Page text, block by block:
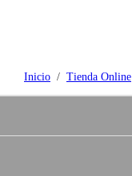
Inicio / Tienda Online